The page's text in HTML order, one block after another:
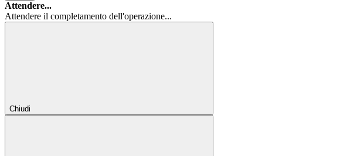
Attendere...
Attendere il completamento dell'operazione...
Chiudi